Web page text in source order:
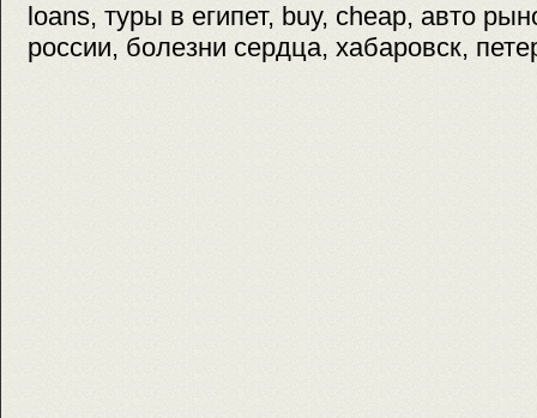
loans, туры в египет, buy, cheap, авто
россии, болезни сердца, хабаровск,